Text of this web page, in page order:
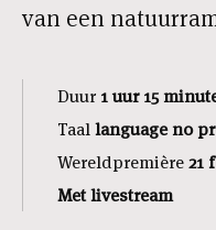
van een
Duur 1 uur 15
Taal language no
Wereldpremière 21
Met livestream